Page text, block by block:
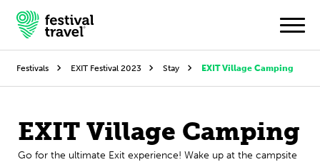
Travel
Festivals EXIT Festival 2023 Stay EXIT Village Camping
EXIT Village Camping
Go for the ultimate Exit experience! Wake up at the campsite